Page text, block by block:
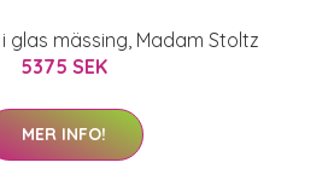
glas mässing, Madam Stoltz
5375 SEK
MER INFO!